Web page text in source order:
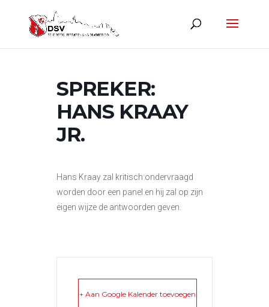
SPREKER:
HANS KRAAY
JR.
Hans Kraay zal kritisch ondervraagd
worden door een panel en hij zal op zijn
eigen wijze de antwoorden geven.
+ Aan Google Kalender toevoegen